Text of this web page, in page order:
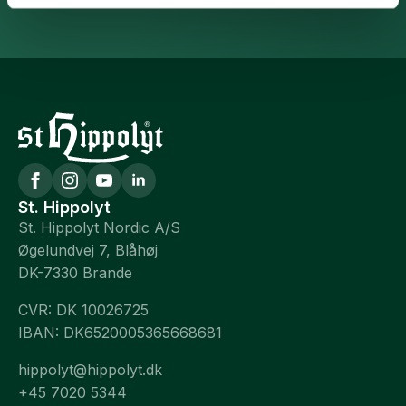
St. Hippolyt
St. Hippolyt Nordic A/S
Øgelundvej 7, Blåhøj
DK-7330 Brande
CVR: DK 10026725
IBAN: DK6520005365668681
hippolyt@hippolyt.dk
+45 7020 5344